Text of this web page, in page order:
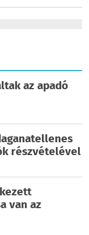
az apadó
részvételével
van az